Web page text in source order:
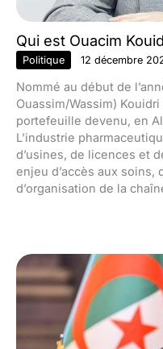
Qui est Ouacim
Politique 12 décembre
Nommé au début de
Ouassim/Wassim)
portefeuille devenu, en
L’industrie
d’usines, de licences et
enjeu d’accès aux
d’organisation de la